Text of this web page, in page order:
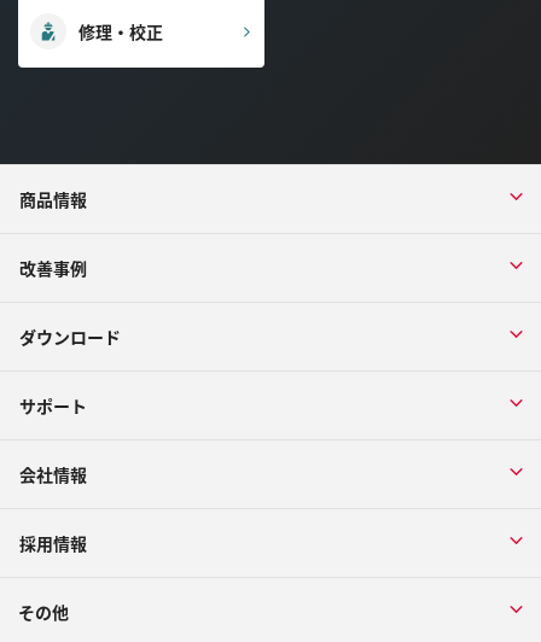
修理・校正
商品情報
改善事例
ダウンロード
サポート
会社情報
採用情報
その他